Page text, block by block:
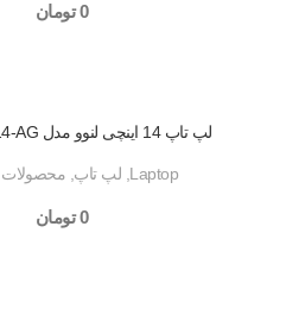
0 تومان
لپ تاپ 14 اینچی لنوو مدل ThinkPad E14-AG
Laptop لپ تاپ محصولات Lenovo
0 تومان